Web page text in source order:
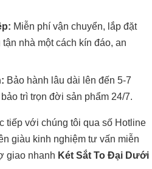
Miễn phí vận chuyển, lắp đặt
nhà một cách kín đáo, an
Bảo hành lâu dài lên đến 5-7
trì trọn đời sản phẩm 24/7.
tiếp với chúng tôi qua số Hotline
giàu kinh nghiệm tư vấn miễn
giao nhanh Két Sắt To Đại Dưới